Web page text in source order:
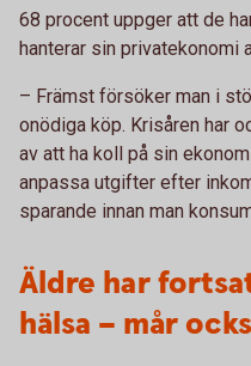
68 procent uppger att de
hanterar sin privatekonomi
– Främst försöker man i
onödiga köp. Krisåren har
av att ha koll på sin
anpassa utgifter efter
sparande innan man
Äldre har
hälsa – mår